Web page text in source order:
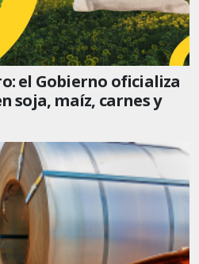
el Gobierno oficializa
soja, maíz, carnes y